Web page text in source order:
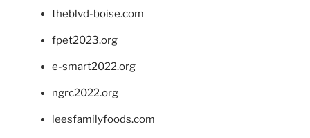
theblvd-boise.com
fpet2023.org
e-smart2022.org
ngrc2022.org
leesfamilyfoods.com